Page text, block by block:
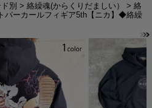
別 > 絡繰魂(からくりだましい）
> 絡
パーカールフィギア5th【ニカ】◆絡繰